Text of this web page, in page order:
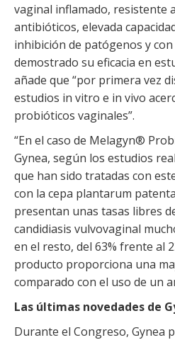
vaginal inflamado, resistente
antibióticos, elevada
inhibición de patógenos y
demostrado su eficacia en
añade que “por primera vez
estudios in vitro e in vivo
probióticos vaginales”.
“En el caso de Melagyn®
Gynea, según los estudios
que han sido tratadas con
con la cepa plantarum
presentan unas tasas libres
candidiasis vulvovaginal
en el resto, del 63% frente al
producto proporciona una
comparado con el uso de un
Las últimas novedades de
Durante el Congreso, Gynea